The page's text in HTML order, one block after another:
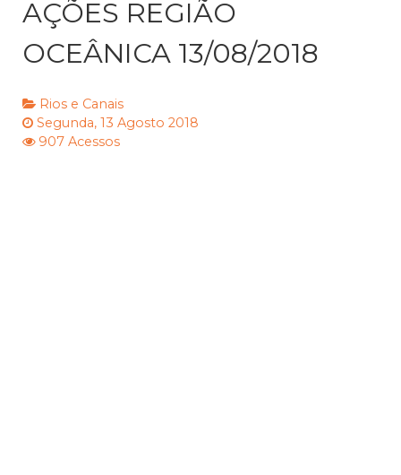
AÇÕES REGIÃO
OCEÂNICA 13/08/2018
Rios e Canais
Segunda, 13 Agosto 2018
907 Acessos